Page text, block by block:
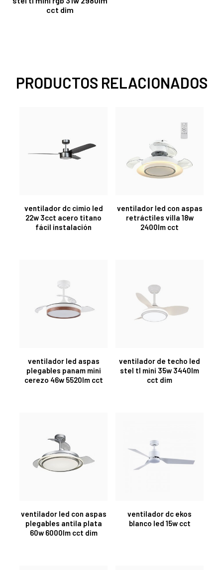
cct dim
PRODUCTOS RELACIONADOS
ventilador dc cimio led
22w 3cct acero titano
fácil instalación
ventilador led con aspas
retráctiles villa 18w
2400lm cct
ventilador led aspas
plegables panam mini
cerezo 46w 5520lm cct
ventilador de techo led
stel tl mini 35w 3440lm
cct dim
ventilador led con aspas
plegables antila plata
60w 6000lm cct dim
ventilador dc ekos
blanco led 15w cct